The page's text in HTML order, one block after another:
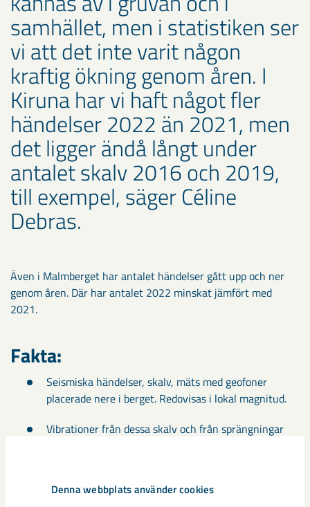
Denna webbplats använder cookies
samhället, men i statistiken ser
vi att det inte varit någon
kraftig ökning genom åren. I
Kiruna har vi haft något fler
händelser 2022 än 2021, men
det ligger ändå långt under
antalet skalv 2016 och 2019,
till exempel, säger Céline
Debras.
Även i Malmberget har antalet händelser gått upp och ner
genom åren. Där har antalet 2022 minskat jämfört med
2021.
Fakta:
Seismiska händelser, skalv, mäts med geofoner
placerade nere i berget. Redovisas i lokal magnitud.
Vibrationer från dessa skalv och från sprängningar
Deformationer som orsakas av att malm bryts så att